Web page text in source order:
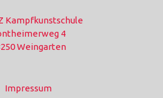
Kampfkunstschule
4
Weingarten
Impressum